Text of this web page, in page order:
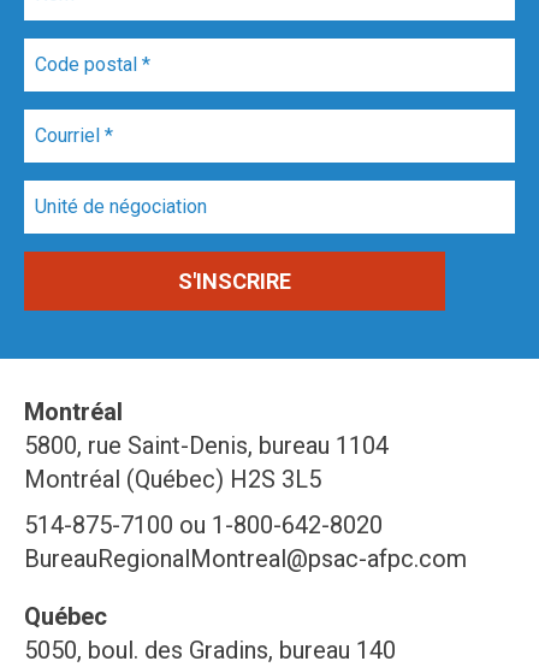
Montréal
5800, rue Saint-Denis, bureau 1104
Montréal (Québec) H2S 3L5
514-875-7100 ou 1-800-642-8020
BureauRegionalMontreal@psac-afpc.com
Québec
5050, boul. des Gradins, bureau 140